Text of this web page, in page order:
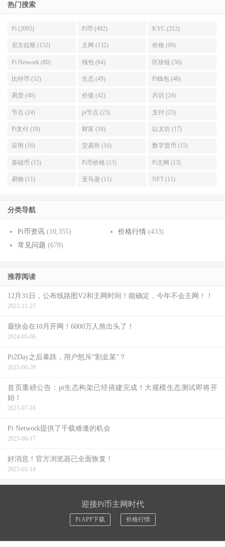
热门搜索
Pi (2095) Pi币 (492) KYC (212)
尼古拉斯 (152) 主网 (132) 价格 (99)
Pi Network (80) 钱包 (64) 区块链 (56)
比特币 (52) 生态 (49) Pi钱包 (48)
易货 (46) 价值 (42) 共识 (24)
节点 (24) pi节点 (23) 支付 (23)
Pi支付 (19) 财富 (18) 以太坊 (17)
应用 (16) 交易所 (16) 数字货币 (15)
基础币 (15) Pi币价格 (13) Pi主网 (13)
易物 (11) 亚马逊 (11) NFT (11)
分类导航
Pi币资讯 (10,355) 价格行情(433)
常见问题 (678)
推荐阅读
12月31日，公布线路图V2和主网时间！能确定，今年不会主网！！
2023-11-27
最快会在10月开网！6000万人熬出头了！
2024-05-06
Pi2Day之后暴跌，用户怒斥“割韭菜”？
2025-06-29
首页重磅公告：pi生态构架已经搭建完成！大规模生态测试即将开
始！
2021-07-16
Pi Network提供了千载难逢的机会
2023-06-17
好消息！官方浏览器已全面恢复！
2023-02-14
迎接Pi币主网时代
Pi APP下载 价格行情